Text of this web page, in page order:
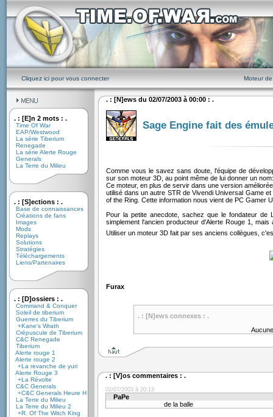
Cliquez ici pour vous connecter Moteur
. : [E]n 2 mots : .
Time Of War
EAP/Westwood
La série Tiberium
Renegade
La série Alerte Rouge
Generals
La Terre du Milieu
. : [S]ections : .
Base de connaissances
Créations de fans
Images
Mods
Replays
Solutions
Stratégies
Téléchargements
Liens/Partenaires
. : [D]ossiers : .
Command & Conquer
Soleil de tiberium
Guerres du Tiberium
+Kane's Wrath
Crépuscule de Tiberium
C&C Renegade
Tiberium
Alerte rouge 1
Alerte rouge 2
+La revanche de yuri
Alerte Rouge 3
+La Révolte
C&C Generals
+C&C Generals Heure H
La Terre du Milieu
La Terre du Milieu 2
+R. Of The Witch King
. : [N]ews du 02/07/2003 à 00:00 : .
Sage Engine fait des
Comme vous le savez sans doute, l'équipe de
sur son moteur 3D, au point même de lui donner un
Ce moteur, en plus de servir dans une version
utilisé dans un autre STR de Vivendi Universal Game
of the Ring. Cette information nous vient de PC Gamer
Pour la petite anecdote, sachez que le fondateur de
simplement l'ancien producteur d'Alerte Rouge 1,
Utiliser un moteur 3D fait par ses anciens collègues,
Furax
. : [N]ews connexes : .
. : [V]os commentaires : .
02/07/2003 à 20:13
PaPe
de la balle